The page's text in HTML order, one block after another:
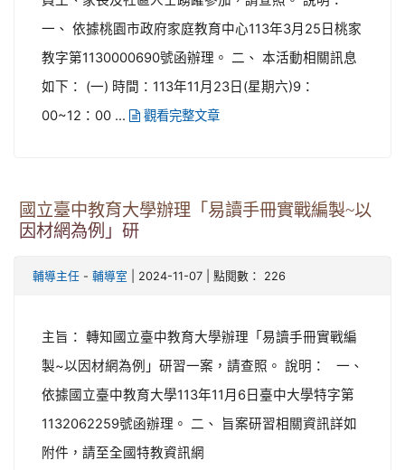
一、 依據桃園市政府家庭教育中心113年3月25日桃家
教字第1130000690號函辦理。 二、 本活動相關訊息
如下： (一) 時間：113年11月23日(星期六)9：
00~12：00 ...
觀看完整文章
國立臺中教育大學辦理「易讀手冊實戰編製~以
因材網為例」研
輔導主任 - 輔導室 | 2024-11-07 | 點閱數： 226
主旨： 轉知國立臺中教育大學辦理「易讀手冊實戰編
製~以因材網為例」研習一案，請查照。 說明： 一、
依據國立臺中教育大學113年11月6日臺中大學特字第
1132062259號函辦理。 二、 旨案研習相關資訊詳如
附件，請至全國特教資訊網